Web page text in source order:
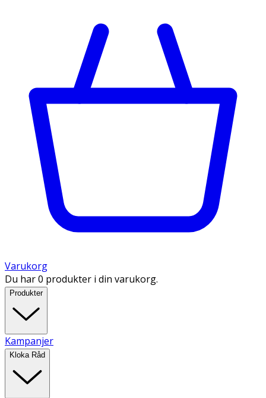
Varukorg
Du har 0 produkter i din varukorg.
Produkter
Kampanjer
Kloka Råd